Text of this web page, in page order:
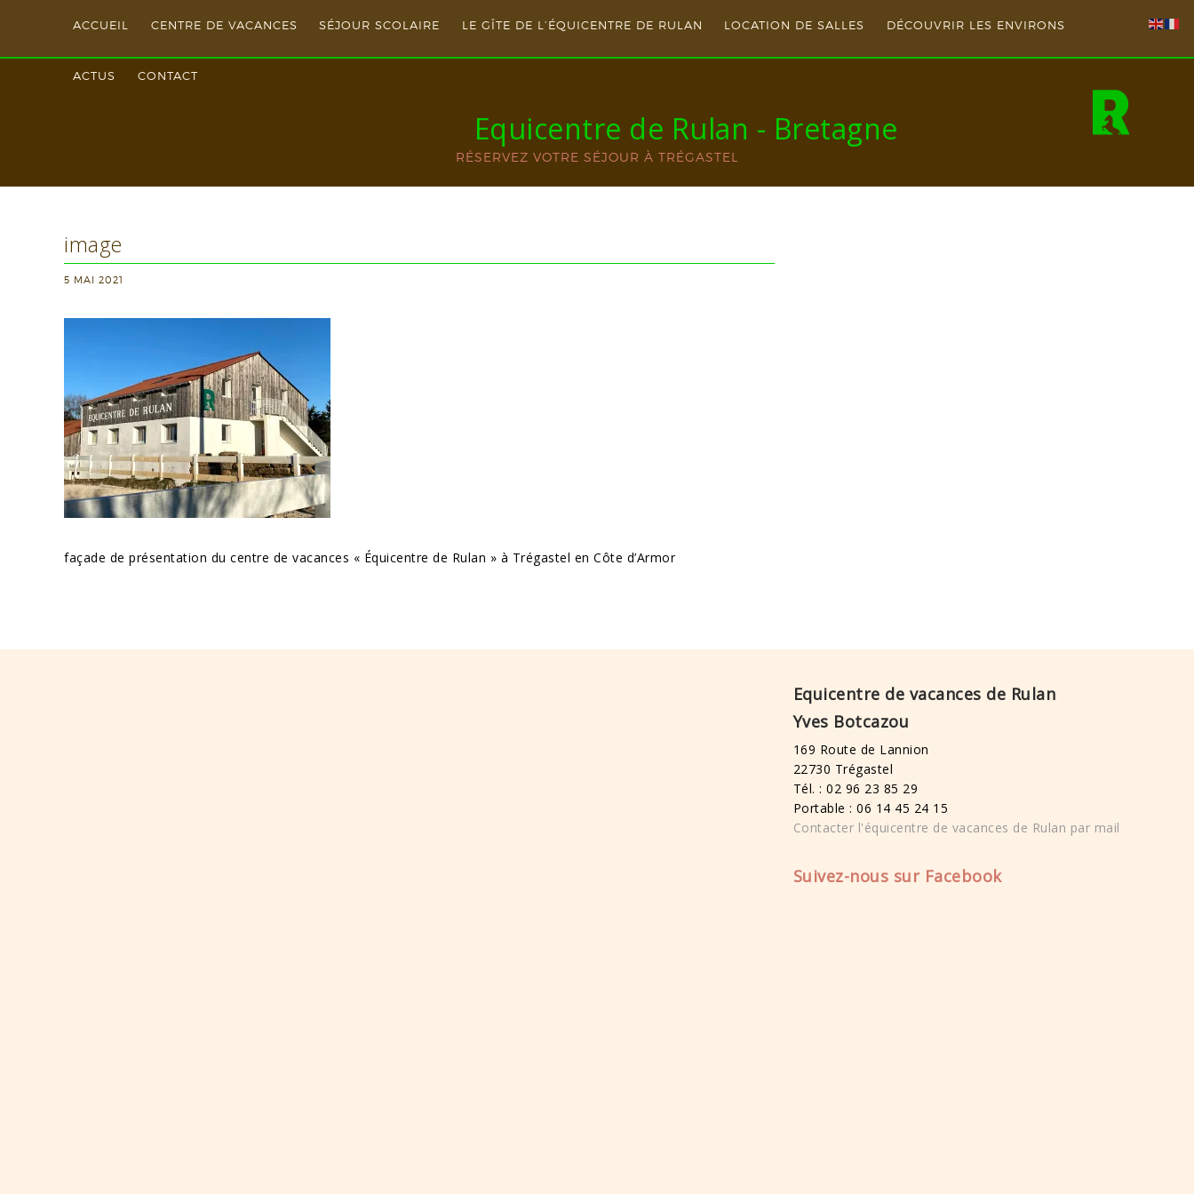
ACCUEIL CENTRE DE VACANCES SÉJOUR SCOLAIRE LE GÎTE DE L’ÉQUICENTRE DE RULAN LOCATION DE SALLES DÉCOUVRIR LES ENVIRONS
ACTUS CONTACT
Equicentre de Rulan - Bretagne
RÉSERVEZ VOTRE SÉJOUR À TRÉGASTEL
image
5 MAI 2021
façade de présentation du centre de vacances « Équicentre de Rulan » à Trégastel en Côte d’Armor
Equicentre de vacances de Rulan
Yves Botcazou
169 Route de Lannion
22730 Trégastel
Tél. : 02 96 23 85 29
Portable : 06 14 45 24 15
Contacter l'équicentre de vacances de Rulan par mail
Suivez-nous sur Facebook